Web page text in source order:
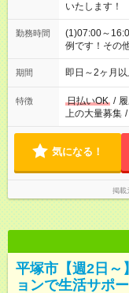
いたします！
勤務時間
(1)07:00～16:00
例です！その
期間 即日～2ヶ月
特徴 日払いOK /
上の大量募集 /
気になる！
掲載
平塚市【週2日～
ョンで生活サポ